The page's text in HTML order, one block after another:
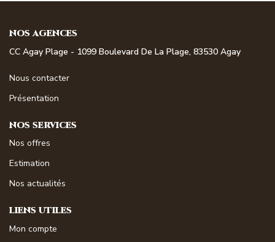
NOS AGENCES
CC Agay Plage - 1099 Boulevard De La Plage, 83530 Agay
Nous contacter
Présentation
NOS SERVICES
Nos offres
Estimation
Nos actualités
LIENS UTILES
Mon compte